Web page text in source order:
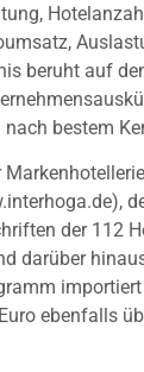
beruht auf
bestem
der 112
darüber
ebenfalls